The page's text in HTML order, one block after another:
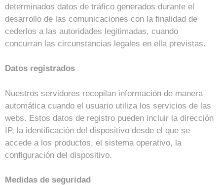
determinados datos de tráfico generados durante el
desarrollo de las comunicaciones con la finalidad de
cederlos a las autoridades legitimadas, cuando
concurran las circunstancias legales en ella previstas.
Datos registrados
Nuestros servidores recopilan información de manera
automática cuando el usuario utiliza los servicios de las
webs. Estos datos de registro pueden incluir la dirección
IP, la identificación del dispositivo desde el que se
accede a los productos, el sistema operativo, la
configuración del dispositivo.
Medidas de seguridad